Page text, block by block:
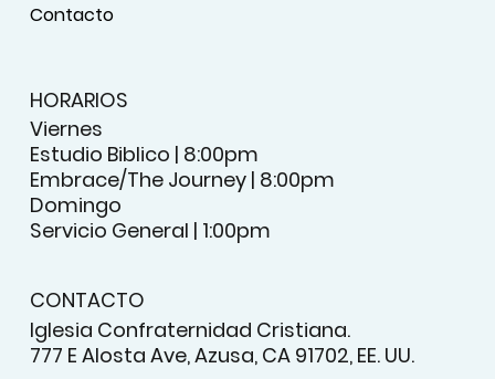
Contacto
HORARIOS
Viernes
Estudio Biblico | 8:00pm
Embrace/The Journey | 8:00pm
Domingo
Servicio General | 1:00pm
CONTACTO
Iglesia Confraternidad Cristiana.
777 E Alosta Ave, Azusa, CA 91702, EE. UU.